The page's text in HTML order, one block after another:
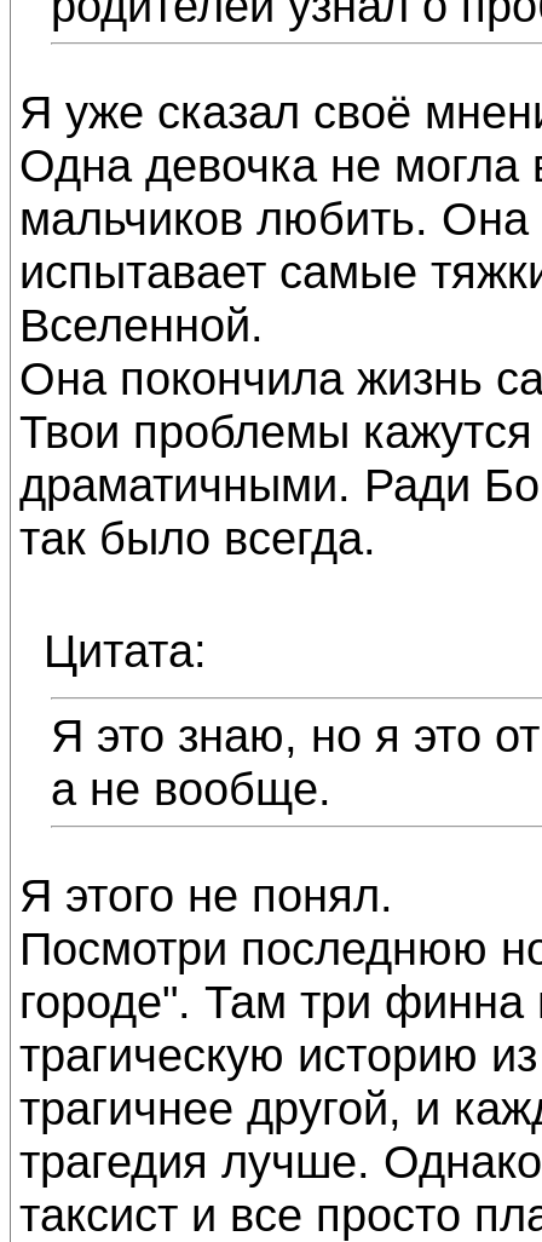
Я уже сказал своё
Одна девочка не могла
мальчиков любить.
испытавает самые
Вселенной.
Она покончила жизнь
Твои проблемы
драматичными. Ради
так было всегда.
Цитата:
Я это знаю, но я это
а не вообще.
Я этого не понял.
Посмотри последнюю
городе". Там три финна
трагическую историю
трагичнее другой, и
трагедия лучше.
таксист и все просто